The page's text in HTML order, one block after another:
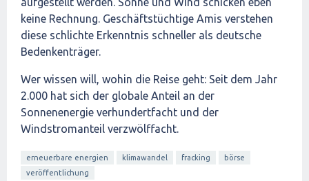
keine Rechnung. Geschäftstüchtige Amis verstehen
diese schlichte Erkenntnis schneller als deutsche
Bedenkenträger.
Wer wissen will, wohin die Reise geht: Seit dem Jahr
2.000 hat sich der globale Anteil an der
Sonnenenergie verhundertfacht und der
Windstromanteil verzwölffacht.
erneuerbare energien klimawandel fracking
börse
veröffentlichung